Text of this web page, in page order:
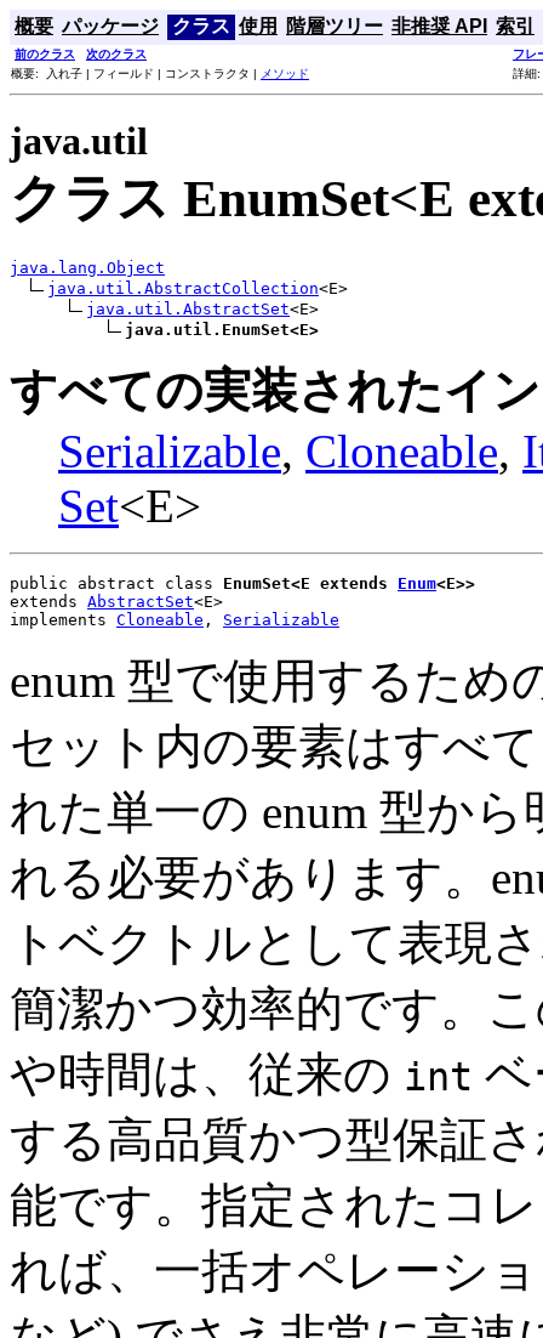
概要 パッケージ クラス 使用 階層ツリー 非推奨 API 索引
前のクラス 次のクラス
フレ
概要: 入れ子 | フィールド | コンストラクタ |
メソッド 詳細
java.util
クラス EnumSet<E
java.lang.Object
java.util.AbstractCollection<E>
java.util.AbstractSet<E>
java.util.EnumSet<E>
すべての実装されたイ
Serializable, Cloneable,
Set<E>
public abstract class EnumSet<E extends Enum<E>>
extends AbstractSet<E>
implements Cloneable , Serializable
enum 型で使用するため
セット内の要素はすべ
れた単一の enum 型か
れる必要があります。
トベクトルとして表現
簡潔かつ効率的です。
や時間は、従来の int
する高品質かつ型保証
能です。指定されたコ
れば、一括オペレーシ